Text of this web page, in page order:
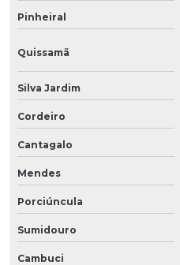
Pinheiral
Quissamã
Silva Jardim
Cordeiro
Cantagalo
Mendes
Porciúncula
Sumidouro
Cambuci